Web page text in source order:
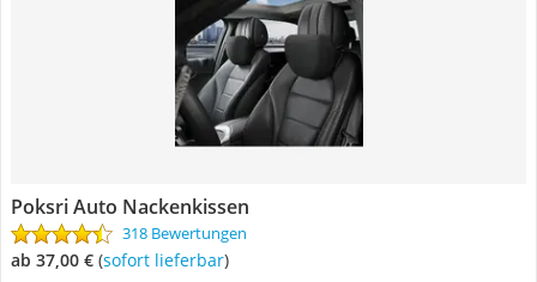
Poksri Auto Nackenkissen
318 Bewertungen
ab 37,00 € ( Sofort lieferbar)